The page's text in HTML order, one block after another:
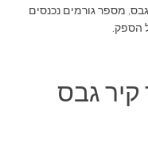
מספר גורמים נכנסים
הספק.
גבס